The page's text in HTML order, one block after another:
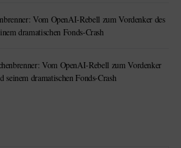
Vom OpenAI-Rebell zum Vordenker des
dramatischen Fonds-Crash
Vom OpenAI-Rebell zum Vordenker
seinem dramatischen Fonds-Crash